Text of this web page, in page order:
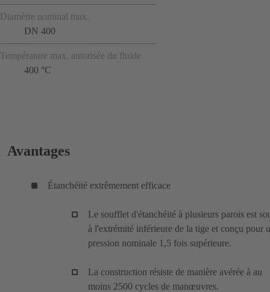
Diamètre nominal max.
DN 400
Température max. autorisée du fluide
400 °C
Avantages
Étanchéité extrêmement efficace
Le soufflet d'étanchéité à plusieurs parois est
à l'extrémité inférieure de la tige et conçu pour
pression nominale 1,5 fois supérieure.
La construction résiste de manière avérée à au
moins 2500 cycles de manœuvres.